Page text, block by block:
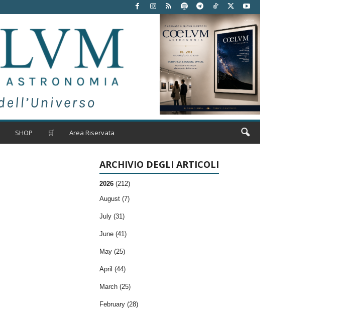
SHOP 🛒 Area Riservata
ARCHIVIO DEGLI ARTICOLI
2026 (212)
August (7)
July (31)
June (41)
May (25)
April (44)
March (25)
February (28)